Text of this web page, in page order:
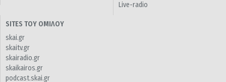
Live-radio
SITES ΤΟΥ ΟΜΙΛΟΥ
skai.gr
skaitv.gr
skairadio.gr
skaikairos.gr
podcast.skai.gr